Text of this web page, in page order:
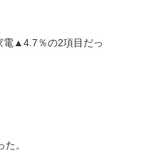
電▲4.7％の2項目だっ
。